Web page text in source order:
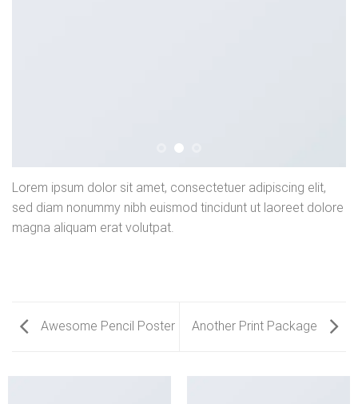
Lorem ipsum dolor sit amet, consectetuer adipiscing elit,
sed diam nonummy nibh euismod tincidunt ut laoreet dolore
magna aliquam erat volutpat.
Awesome Pencil Poster Another Print Package